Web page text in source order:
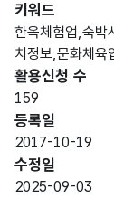
키워드
한옥체험업,숙박
치정보,문화체육
활용신청 수
159
등록일
2017-10-19
수정일
2025-09-03